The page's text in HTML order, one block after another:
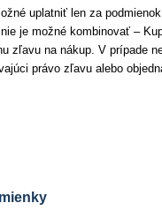
uplatniť len za
je možné kombinovať –
zľavu na nákup. V prípade
právo zľavu alebo